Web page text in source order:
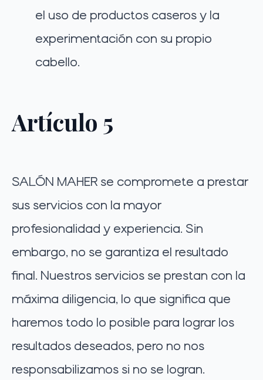
el uso de productos caseros y la
experimentación con su propio
cabello.
Artículo 5
SALÓN MAHER se compromete a prestar
sus servicios con la mayor
profesionalidad y experiencia. Sin
embargo, no se garantiza el resultado
final. Nuestros servicios se prestan con la
máxima diligencia, lo que significa que
haremos todo lo posible para lograr los
resultados deseados, pero no nos
responsabilizamos si no se logran.